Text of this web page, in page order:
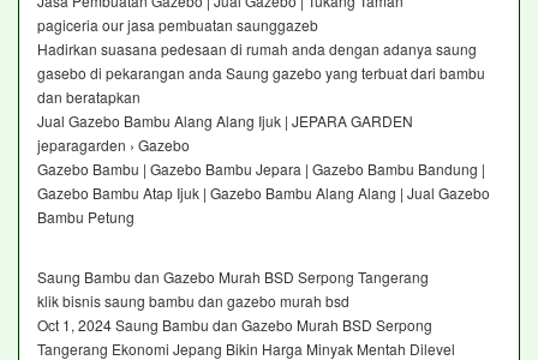
pagiceria our jasa pembuatan saunggazeb
Hadirkan suasana pedesaan di rumah anda dengan adanya saung
gasebo di pekarangan anda Saung gazebo yang terbuat dari bambu
dan beratapkan
Jual Gazebo Bambu Alang Alang Ijuk | JEPARA GARDEN
jeparagarden › Gazebo
Gazebo Bambu | Gazebo Bambu Jepara | Gazebo Bambu Bandung |
Gazebo Bambu Atap Ijuk | Gazebo Bambu Alang Alang | Jual Gazebo
Bambu Petung
Saung Bambu dan Gazebo Murah BSD Serpong Tangerang
klik bisnis saung bambu dan gazebo murah bsd
Oct 1, 2024 Saung Bambu dan Gazebo Murah BSD Serpong
Tangerang Ekonomi Jepang Bikin Harga Minyak Mentah Dilevel